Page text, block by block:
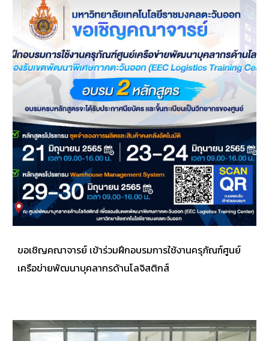
ขอเชิญคณาจารย์ เข้าร่วมฝึกอบรมการใช้งานครุภัณฑ์ศูนย์
เครือข่ายพัฒนาบุคลากรด้านโลจิสติกส์